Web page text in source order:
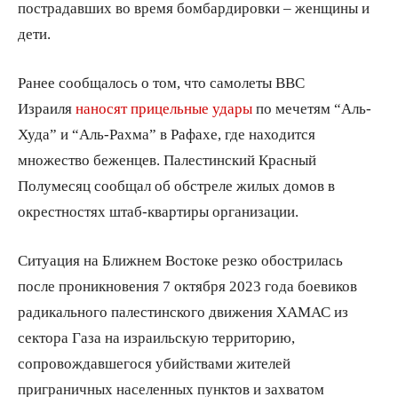
пострадавших во время бомбардировки – женщины и
дети.
Ранее сообщалось о том, что самолеты ВВС
Израиля наносят прицельные удары по мечетям “Аль-
Худа” и “Аль-Рахма” в Рафахе, где находится
множество беженцев. Палестинский Красный
Полумесяц сообщал об обстреле жилых домов в
окрестностях штаб-квартиры организации.
Ситуация на Ближнем Востоке резко обострилась
после проникновения 7 октября 2023 года боевиков
радикального палестинского движения ХАМАС из
сектора Газа на израильскую территорию,
сопровождавшегося убийствами жителей
приграничных населенных пунктов и захватом